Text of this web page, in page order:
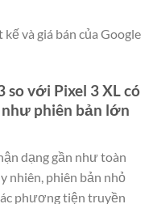
và giá bán của Google
với Pixel 3 XL có
phiên bản lớn
dạng gần như toàn
nhiên, phiên bản nhỏ
phương tiện truyền